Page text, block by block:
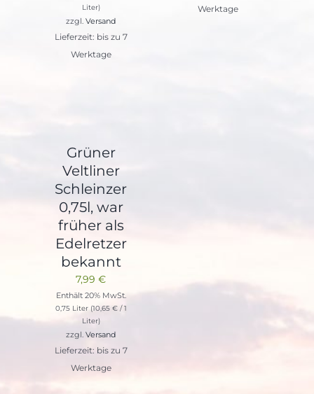
Liter)
zzgl.Versand
Lieferzeit: bis zu 7
Werktage
Werktage
Grüner
Veltliner
Schleinzer
0,75l, war
früher als
Edelretzer
bekannt
7,99€
Enthält 20% MwSt.
0,75 Liter (10,65 €/ 1
Liter)
zzgl.Versand
Lieferzeit: bis zu 7
Werktage